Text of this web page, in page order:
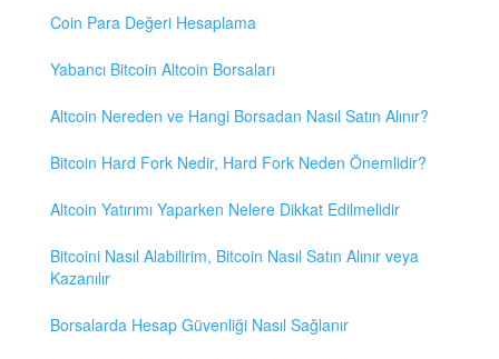
Coin Para Değeri Hesaplama
Yabancı Bitcoin Altcoin Borsaları
Altcoin Nereden ve Hangi Borsadan Nasıl Satın Alınır?
Bitcoin Hard Fork Nedir, Hard Fork Neden Önemlidir?
Altcoin Yatırımı Yaparken Nelere Dikkat Edilmelidir
Bitcoini Nasıl Alabilirim, Bitcoin Nasıl Satın Alınır veya
Kazanılır
Borsalarda Hesap Güvenliği Nasıl Sağlanır